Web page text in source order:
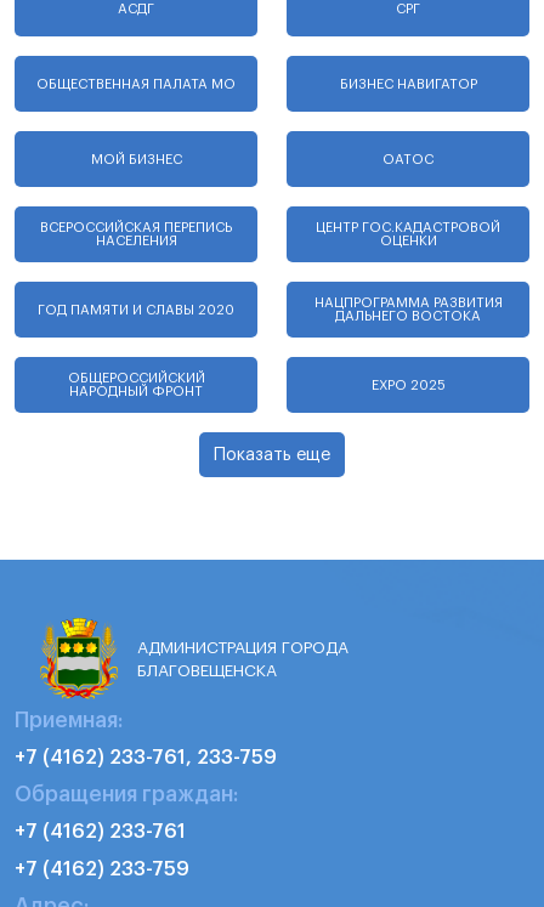
АСДГ СРГ
ОБЩЕСТВЕННАЯ ПАЛАТА МО БИЗНЕС НАВИГАТОР
МОЙ БИЗНЕС ОАТОС
ВСЕРОССИЙСКАЯ ПЕРЕПИСЬ
НАСЕЛЕНИЯ
ЦЕНТР ГОС.КАДАСТРОВОЙ
ОЦЕНКИ
ГОД ПАМЯТИ И СЛАВЫ 2020
НАЦПРОГРАММА РАЗВИТИЯ
ДАЛЬНЕГО ВОСТОКА
ОБЩЕРОССИЙСКИЙ
НАРОДНЫЙ ФРОНТ
EXPO 2025
Показать еще
АДМИНИСТРАЦИЯ ГОРОДА
БЛАГОВЕЩЕНСКА
Приемная:
+7 (4162) 233-761, 233-759
Обращения граждан:
+7 (4162) 233-761
+7 (4162) 233-759